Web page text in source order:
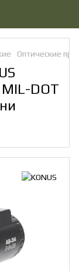
Оптические
DOT